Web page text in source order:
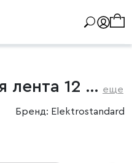
Светодиодная лента 12 В 4,8 Вт/м 60 Led/м 2835 IP20, красный, 5 м еще
Бренд: Elektrostandard